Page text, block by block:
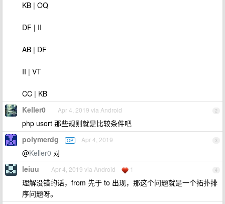
KB | OQ
DF | II
AB | DF
II | VT
CC | KB
2
Keller0 Apr 4, 2019 via Android
php usort 那些规则就是比较条件吧
3
polymerdg OP Apr 4, 2019
@Keller0 对
4
leiuu Apr 4, 2019 via Android 1
理解没错的话，from 先于 to 出现，那这个问题就是一个拓扑排
序问题呀。